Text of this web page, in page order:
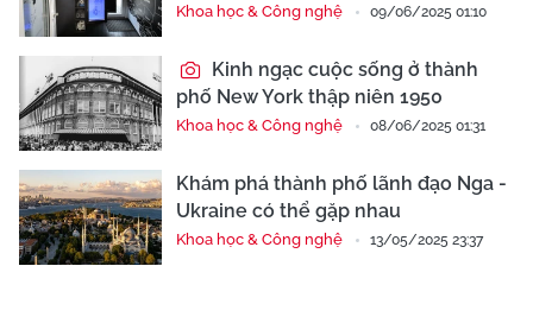
Khoa học & Công nghệ 09/06/2025 01:10
Kinh ngạc cuộc sống ở thành
phố New York thập niên 1950
Khoa học & Công nghệ 08/06/2025 01:31
Khám phá thành phố lãnh đạo Nga -
Ukraine có thể gặp nhau
Khoa học & Công nghệ 13/05/2025 23:37